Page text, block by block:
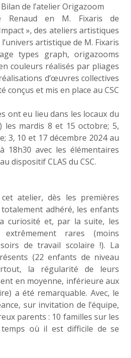
Bilan de l’atelier Origazoom
Renaud en M. Fixaris de
», des ateliers artistiques
artistique de M. Fixaris
types graph, origazooms
couleurs réalisés par pliages
d’œuvres collectives
conçus et mis en place au CSC
ont eu lieu dans les locaux du
les mardis 8 et 15 octobre; 5,
3, 10 et 17 décembre 2024 au
18h30 avec les élémentaires
dispositif CLAS du CSC.
atelier, dès les premières
adhéré, les enfants
curiosité et, par la suite, les
rares (moins
de travail scolaire !). La
(22 enfants de niveau
la régularité de leurs
en moyenne, inférieure aux
a été remarquable. Avec, le
sur invitation de l’équipe,
parents : 10 familles sur les
où il est difficile de se